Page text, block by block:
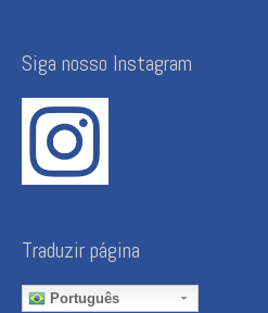
Siga nosso Instagram
Traduzir página
Português